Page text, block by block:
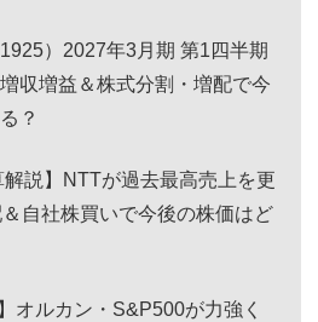
）2027年3月期 第1四半期
収増益＆株式分割・増配で今
？
解説】NTTが過去最高売上を更
自社株買いで今後の株価はど
オルカン・S&P500が力強く